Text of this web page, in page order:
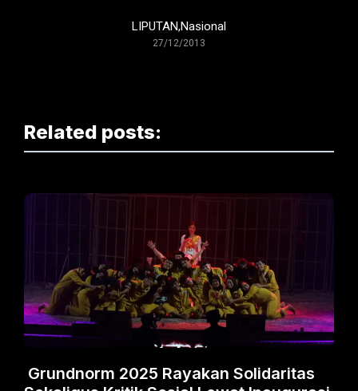
LIPUTAN,Nasional
27/12/2013
Related posts:
Grundnorm 2025 Rayakan Solidaritas